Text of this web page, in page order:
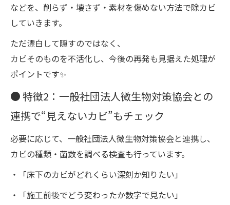
などを、削らず・壊さず・素材を傷めない方法で除カビ
していきます。
ただ漂白して隠すのではなく、
カビそのものを不活化し、今後の再発も見据えた処理が
ポイントです✨
● 特徴2：一般社団法人微生物対策協会との
連携で“見えないカビ”もチェック
必要に応じて、一般社団法人微生物対策協会と連携し、
カビの種類・菌数を調べる検査も行っています。
・「床下のカビがどれくらい深刻か知りたい」
・「施工前後でどう変わったか数字で見たい」